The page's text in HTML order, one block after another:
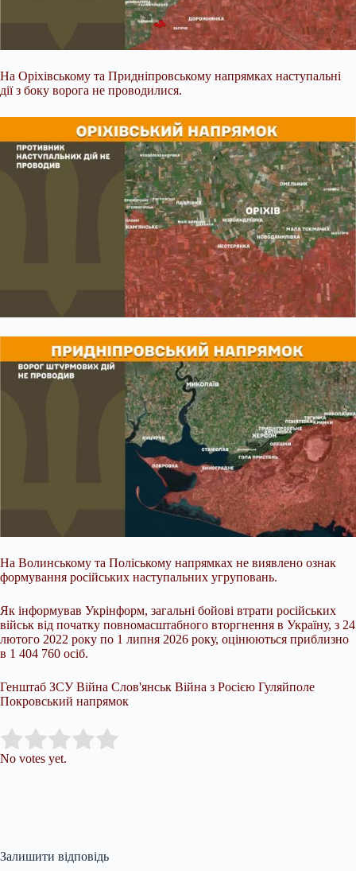
На Оріхівському та Придніпровському напрямках наступальні
дії з боку ворога не проводилися.
На Волинському та Поліському напрямках не виявлено ознак
формування російських наступальних угруповань.
Як інформував Укрінформ, загальні бойові втрати російських
військ від початку повномасштабного вторгнення в Україну, з 24
лютого 2022 року по 1 липня 2026 року, оцінюються приблизно
в 1 404 760 осіб.
Генштаб ЗСУ Війна Слов'янськ Війна з Росією Гуляйполе
Покровський напрямок
Rate this item:
No votes yet.
Залишити відповідь